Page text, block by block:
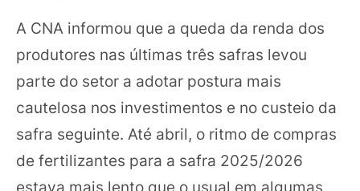
A CNA informou que a queda da renda dos
produtores nas últimas três safras levou
parte do setor a adotar postura mais
cautelosa nos investimentos e no custeio da
safra seguinte. Até abril, o ritmo de compras
de fertilizantes para a safra 2025/2026
estava mais lento que o usual em algumas